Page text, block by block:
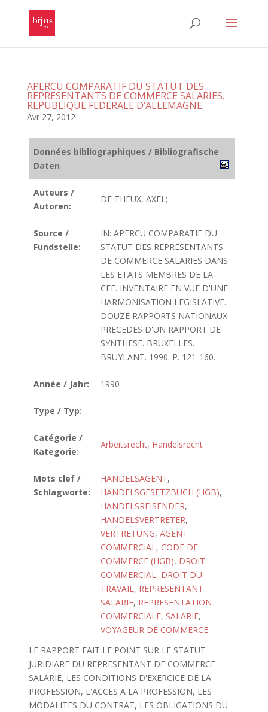
APERCU COMPARATIF DU STATUT DES
REPRESENTANTS DE COMMERCE SALARIES.
REPUBLIQUE FEDERALE D’ALLEMAGNE.
Avr 27, 2012
Données bibliographiques / Bibliografische
Daten
Auteurs /
Autoren:
DE THEUX, AXEL;
Source /
Fundstelle:
IN: APERCU COMPARATIF DU
STATUT DES REPRESENTANTS
DE COMMERCE SALARIES DANS
LES ETATS MEMBRES DE LA
CEE. INVENTAIRE EN VUE D'UNE
HARMONISATION LEGISLATIVE.
DOUZE RAPPORTS NATIONAUX
PRECEDES D'UN RAPPORT DE
SYNTHESE. BRUXELLES.
BRUYLANT. 1990. P. 121-160.
Année / Jahr: 1990
Type / Typ:
Catégorie /
Kategorie:
Arbeitsrecht, Handelsrecht
Mots clef /
Schlagworte:
HANDELSAGENT,
HANDELSGESETZBUCH (HGB),
HANDELSREISENDER,
HANDELSVERTRETER,
VERTRETUNG, AGENT
COMMERCIAL, CODE DE
COMMERCE (HGB), DROIT
COMMERCIAL, DROIT DU
TRAVAIL, REPRESENTANT
SALARIE, REPRESENTATION
COMMERCIALE, SALARIE,
VOYAGEUR DE COMMERCE
LE RAPPORT FAIT LE POINT SUR LE STATUT
JURIDIARE DU REPRESENTANT DE COMMERCE
SALARIE, LES CONDITIONS D'EXERCICE DE LA
PROFESSION, L'ACCES A LA PROFESSION, LES
MODALITES DU CONTRAT, LES OBLIGATIONS DU